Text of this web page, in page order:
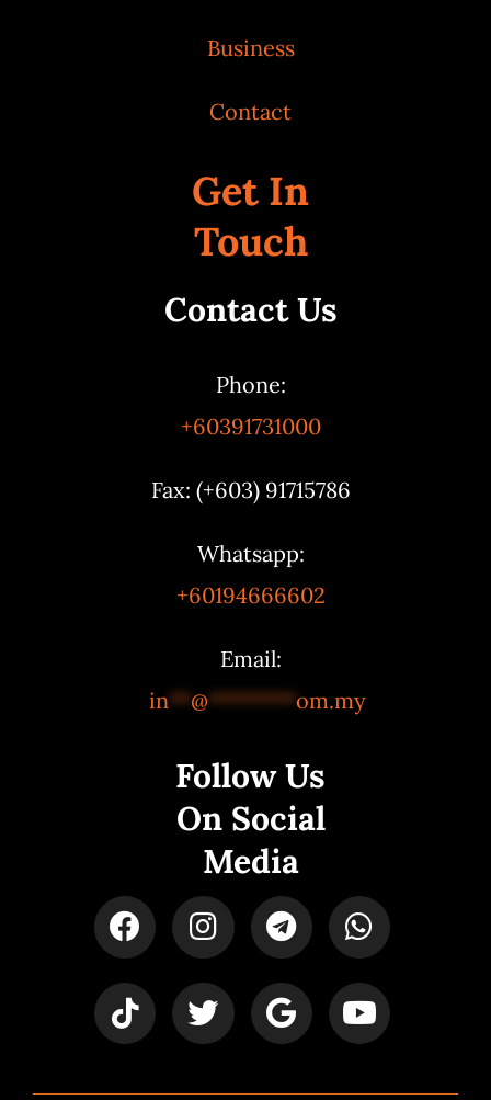
Business
Contact
Get In
Touch
Contact Us
Phone:
+60391731000
Fax: (+603) 91715786
Whatsapp:
+60194666602
Email:
in**@********om.my
Follow Us
On Social
Media